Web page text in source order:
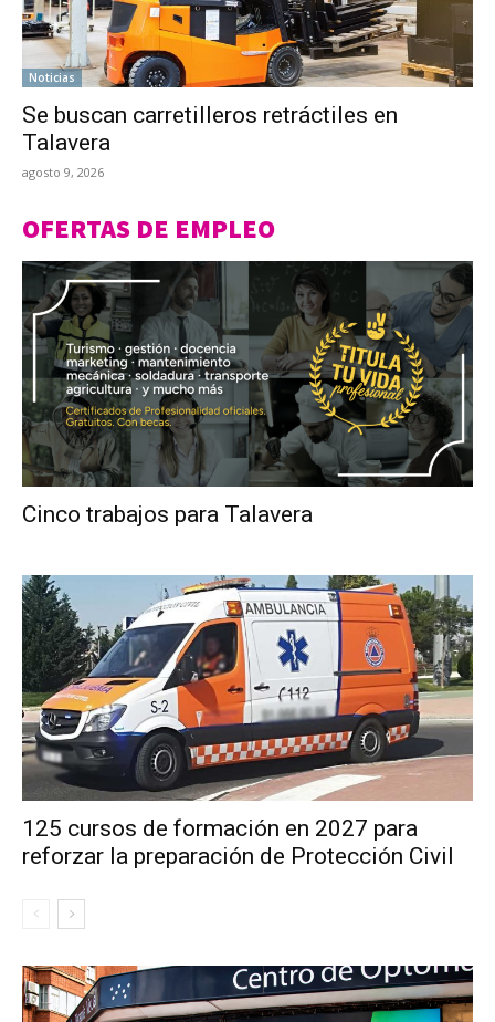
Noticias
Se buscan carretilleros retráctiles en
Talavera
agosto 9, 2026
OFERTAS DE EMPLEO
Cinco trabajos para Talavera
125 cursos de formación en 2027 para
reforzar la preparación de Protección Civil